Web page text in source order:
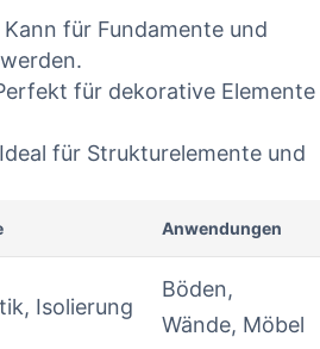
Kann für Fundamente und
für dekorative Elemente
für Strukturelemente und
Anwendungen
Isolierung
Böden,
Wände, Möbel